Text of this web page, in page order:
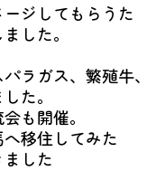
ジしてもらうた
した。
ラガス、繁殖牛、
た。
も開催。
移住してみた
した